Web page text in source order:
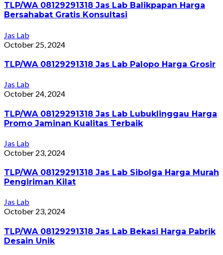
TLP/WA 08129291318 Jas Lab Balikpapan Harga
Bersahabat Gratis Konsultasi
Jas Lab
October 25, 2024
TLP/WA 08129291318 Jas Lab Palopo Harga Grosir
Jas Lab
October 24, 2024
TLP/WA 08129291318 Jas Lab Lubuklinggau Harga
Promo Jaminan Kualitas Terbaik
Jas Lab
October 23, 2024
TLP/WA 08129291318 Jas Lab Sibolga Harga Murah
Pengiriman Kilat
Jas Lab
October 23, 2024
TLP/WA 08129291318 Jas Lab Bekasi Harga Pabrik
Desain Unik